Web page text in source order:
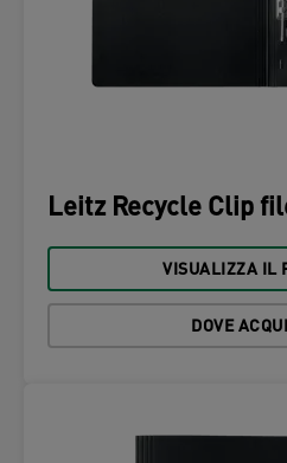
Leitz Recycle Clip
VISUALIZZA IL
DOVE